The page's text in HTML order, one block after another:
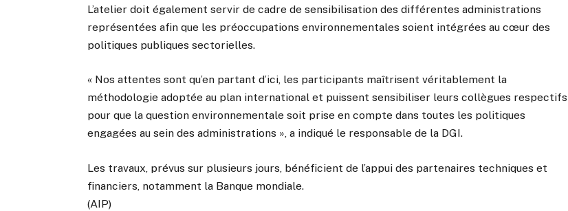
L’atelier doit également servir de cadre de sensibilisation des différentes administrations
représentées afin que les préoccupations environnementales soient intégrées au cœur des
politiques publiques sectorielles.
« Nos attentes sont qu’en partant d’ici, les participants maîtrisent véritablement la
méthodologie adoptée au plan international et puissent sensibiliser leurs collègues respectifs
pour que la question environnementale soit prise en compte dans toutes les politiques
engagées au sein des administrations », a indiqué le responsable de la DGI.
Les travaux, prévus sur plusieurs jours, bénéficient de l’appui des partenaires techniques et
financiers, notamment la Banque mondiale.
(AIP)